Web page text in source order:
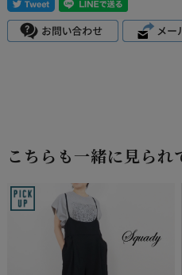
こちらも一緒に見られ